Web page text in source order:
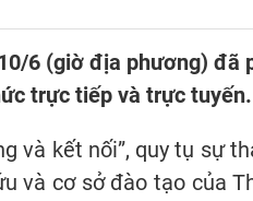
6 (giờ địa phương) đã
trực tiếp và trực tuyến.
và kết nối”, quy tụ sự
và cơ sở đào tạo của